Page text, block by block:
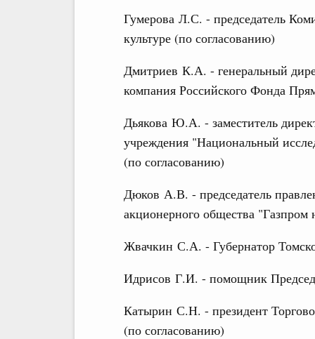
Гумерова Л.С. - председатель
культуре (по согласованию)
Дмитриев К.А. - генеральный
компания Российского Фонда
Дьякова Ю.А. - заместитель
учреждения "Национальный
(по согласованию)
Дюков А.В. - председатель
акционерного общества "Газпром
Жвачкин С.А. - Губернатор
Идрисов Г.И. - помощник
Катырин С.Н. - президент
(по согласованию)